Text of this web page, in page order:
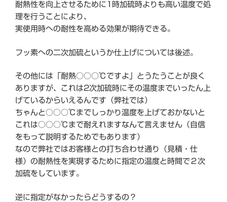
耐熱性を向上させるために1時加硫時よりも高い温度で処
理を行うことにより、
実使用時への耐性を高める効果が期待できる。
フッ素への二次加硫というか仕上げについては後述。
その他には「耐熱○○○℃ですよ」とうたうことが良く
ありますが、これは2次加硫時にその温度までいったん上
げているからいえるんです（弊社では）
ちゃんと○○○℃までしっかり温度を上げておかないと
これは○○○℃まで耐えれますなんて言えません（自信
をもって説明するためでもあります）
なので弊社ではお客様との打ち合わせ通り（見積・仕
様）の耐熱性を実現するために指定の温度と時間で２次
加硫をしています。
逆に指定がなかったらどうするの？